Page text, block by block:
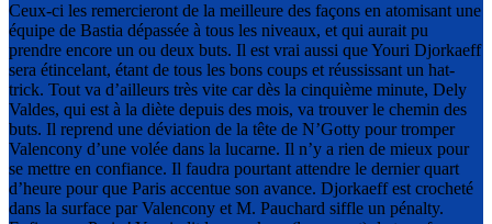
Ceux-ci les remercieront de la meilleure des façons en atomisant une
équipe de Bastia dépassée à tous les niveaux, et qui aurait pu
prendre encore un ou deux buts. Il est vrai aussi que Youri Djorkaeff
sera étincelant, étant de tous les bons coups et réussissant un hat-
trick. Tout va d’ailleurs très vite car dès la cinquième minute, Dely
Valdes, qui est à la diète depuis des mois, va trouver le chemin des
buts. Il reprend une déviation de la tête de N’Gotty pour tromper
Valencony d’une volée dans la lucarne. Il n’y a rien de mieux pour
se mettre en confiance. Il faudra pourtant attendre le dernier quart
d’heure pour que Paris accentue son avance. Djorkaeff est crocheté
dans la surface par Valencony et M. Pauchard siffle un pénalty.